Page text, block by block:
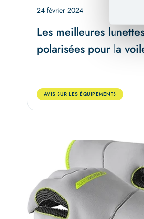
24 février 2024
Les meilleures
polarisées pour la
AVIS SUR LES ÉQUIPEMENTS